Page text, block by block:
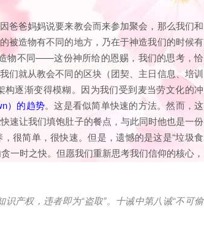
爸爸妈妈说要来教会而来参加聚会，那么我们和
被造物有不同的地方，乃在于神造我们的时候有
物不同——这份神所给的恩赐，我们的思考，恰
们就从教会不同的区块（团契、主日信息、培训
逐渐变得模糊。因为我们受到麦当劳文化的冲
）的趋势。这是看似简单快速的方法。然而，这
速让我们填饱肚子的餐点，与此同时他也是一份
很简单，很快速。但是，遗憾的是这是“垃圾食
一时之快。但愿我们重新思考我们信仰的核心，
产权，违者即为“盗取”。十诫中第八诫“不可偷